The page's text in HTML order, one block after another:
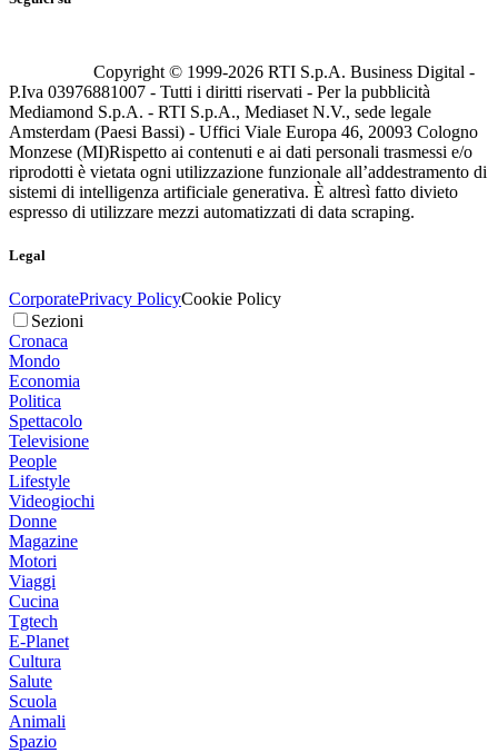
Copyright © 1999-2026 RTI S.p.A. Business Digital -
P.Iva 03976881007 - Tutti i diritti riservati - Per la pubblicità
Mediamond S.p.A. - RTI S.p.A., Mediaset N.V., sede legale
Amsterdam (Paesi Bassi) - Uffici Viale Europa 46, 20093 Cologno
Monzese (MI)Rispetto ai contenuti e ai dati personali trasmessi e/o
riprodotti è vietata ogni utilizzazione funzionale all’addestramento di
sistemi di intelligenza artificiale generativa. È altresì fatto divieto
espresso di utilizzare mezzi automatizzati di data scraping.
Legal
CorporatePrivacy PolicyCookie Policy
Sezioni
Cronaca
Mondo
Economia
Politica
Spettacolo
Televisione
People
Lifestyle
Videogiochi
Donne
Magazine
Motori
Viaggi
Cucina
Tgtech
E-Planet
Cultura
Salute
Scuola
Animali
Spazio